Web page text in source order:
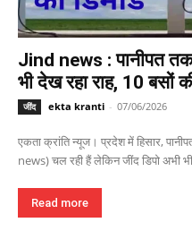
Jind news : पानीपत
भी देख रहा राह, 10 बसों
जींद ekta kranti - 07/06/2026
एकता क्रांति न्यूज। प्रदेश में हिसार,
news) चल रही हैं लेकिन जींद डिपो अभी
Read more